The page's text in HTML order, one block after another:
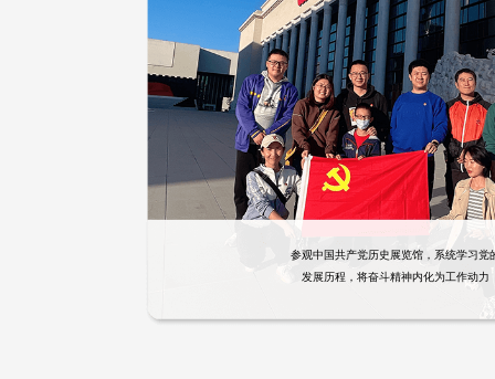
参观中国共产党历史展览馆，系统学习党
发展历程，将奋斗精神内化为工作动力